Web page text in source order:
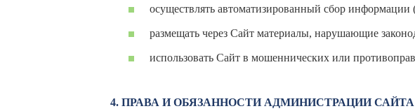
осуществлять автоматизированный сбор информации
размещать через Сайт материалы, нарушающие
использовать Сайт в мошеннических или
4. ПРАВА И ОБЯЗАННОСТИ АДМИНИСТРАЦИИ САЙТА